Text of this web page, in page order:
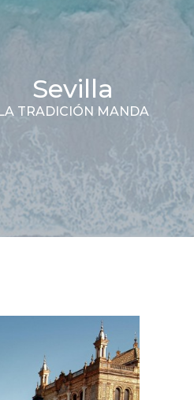
Sevilla
LA TRADICIÓN MANDA